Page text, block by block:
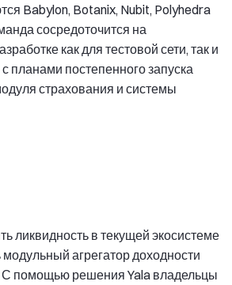
Babylon, Botanix, Nubit, Polyhedra
сосредоточится на
как для тестовой сети, так и
планами постепенного запуска
страхования и системы
ликвидность в текущей экосистеме
модульный агрегатор доходности
С помощью решения Yala владельцы